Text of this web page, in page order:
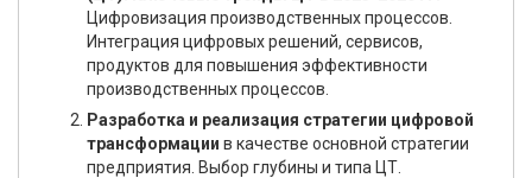
Цифровизация производственных процессов.
Интеграция цифровых решений, сервисов,
продуктов для повышения эффективности
производственных процессов.
Разработка и реализация стратегии цифровой
трансформации в качестве основной стратегии
предприятия. Выбор глубины и типа ЦТ.